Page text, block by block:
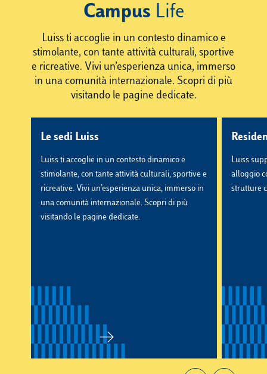
Campus Life
Luiss ti accoglie in un contesto dinamico e
stimolante, con tante attività culturali, sportive
e ricreative. Vivi un’esperienza unica, immerso
in una comunità internazionale. Scopri di più
visitando le pagine dedicate.
Le sedi Luiss
Luiss ti accoglie in un contesto dinamico e
stimolante, con tante attività culturali, sportive e
ricreative. Vivi un’esperienza unica, immerso in
una comunità internazionale. Scopri di più
visitando le pagine dedicate.
Luiss
alloggio
strutture